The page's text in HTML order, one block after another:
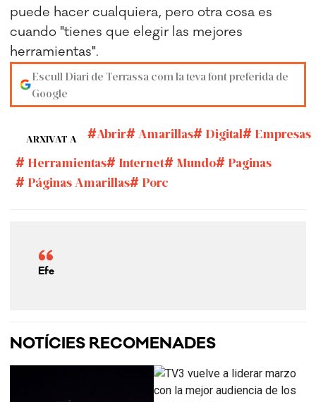
puede hacer cualquiera, pero otra cosa es
cuando "tienes que elegir las mejores
herramientas".
Escull Diari de Terrassa com la teva font preferida de
Google
ARXIVAT A Abrir Amarillas Digital
Empresas
Herramientas
Internet Mundo
Paginas
Páginas Amarillas
Porc
Efe
NOTÍCIES RECOMENADES